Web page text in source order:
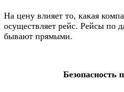
На цену влияет то, какая
осуществляет рейс. Рейсы по
бывают прямыми.
Безопасность